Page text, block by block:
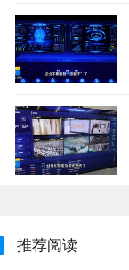
推荐阅读